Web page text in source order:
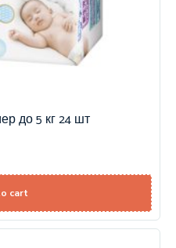
до 5 кг 24 шт
cart